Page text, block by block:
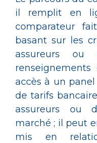
il remplit en
comparateur
basant sur les
assureurs
accès à un
de tarifs
assureurs ou
marché ; il peut
mis en